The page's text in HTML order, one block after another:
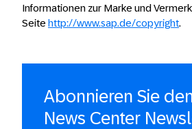
Informationen zur Marke und
Seite http://www.sap.de/copyright.
Abonnieren Sie
News Center